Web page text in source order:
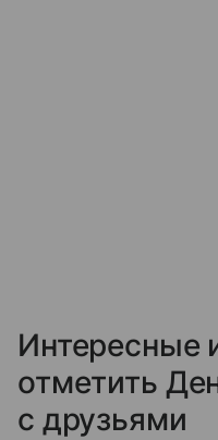
Интересные
отметить
с друзьями